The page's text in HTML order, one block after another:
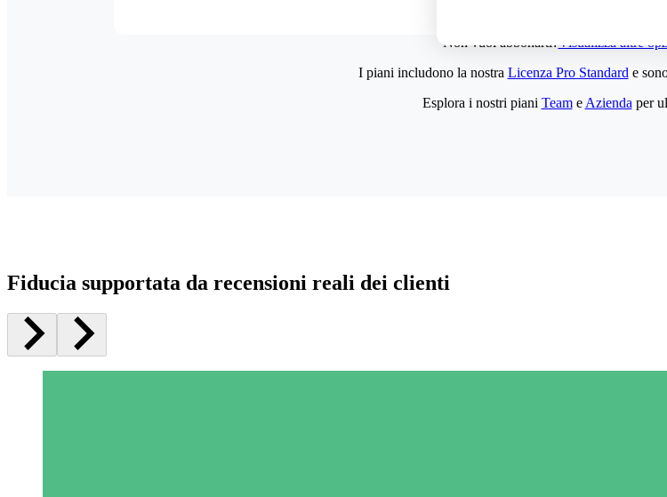
Non vuoi abbonarti?Visualizza altre
I piani includono la nostra Licenza Pro Standard e
Esplora i nostri piani Teame Azienda per
Fiducia supportata da recensioni reali dei clienti